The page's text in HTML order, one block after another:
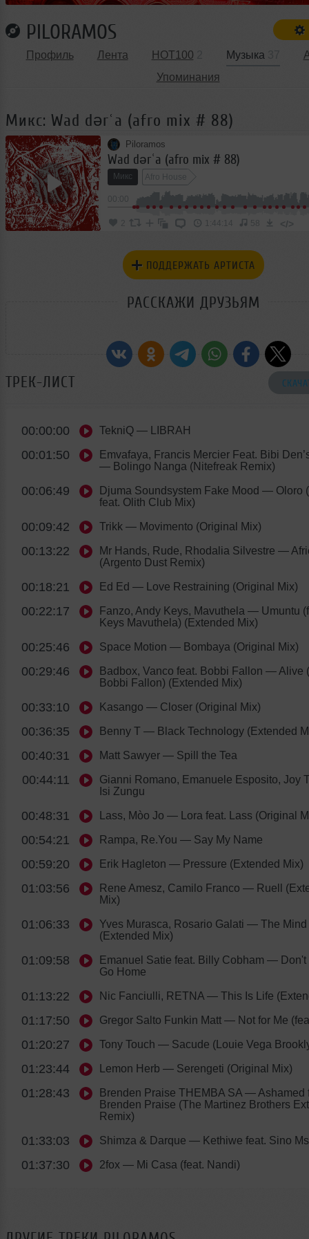
PILORAMOS
Профиль Лента HOT100 Музыка
Упоминания
Микс: Wad dərʿa (afro mix # 88)
Piloramos
Wad dərʿa (afro mix # 88)
Микс Afro House
2 58 </>
ПОДДЕРЖАТЬ АРТИСТА
РАССКАЖИ ДРУЗЬЯМ
ТРЕК-ЛИСТ
00:00:00 TekniQ — LIBRAH
00:01:50
Emvafaya, Francis Mercier Feat. Bibi
— Bolingo Nanga (Nitefreak Remix)
00:06:49 Djuma Soundsystem Fake Mood — Oloro
feat. Olith Club Mix)
00:09:42 Trikk — Movimento (Original Mix)
00:13:22 Mr Hands, Rude, Rhodalia Silvestre —
(Argento Dust Remix)
00:18:21 Ed Ed — Love Restraining (Original Mix)
00:22:17 Fanzo, Andy Keys, Mavuthela — Umuntu
Keys Mavuthela) (Extended Mix)
00:25:46 Space Motion — Bombaya (Original Mix)
00:29:46 Badbox, Vanco feat. Bobbi Fallon — Alive
Bobbi Fallon) (Extended Mix)
00:33:10 Kasango — Closer (Original Mix)
00:36:35 Benny T — Black Technology (Extended
00:40:31 Matt Sawyer — Spill the Tea
00:44:11
Gianni Romano, Emanuele Esposito, Joy
Isi Zungu
00:48:31 Lass, Mòo Jo — Lora feat. Lass (Original
00:54:21 Rampa, Re.You — Say My Name
00:59:20 Erik Hagleton — Pressure (Extended Mix)
01:03:56 Rene Amesz, Camilo Franco — Ruell
Mix)
01:06:33 Yves Murasca, Rosario Galati — The Mind
(Extended Mix)
01:09:58 Emanuel Satie feat. Billy Cobham — Don't
Go Home
01:13:22 Nic Fanciulli, RETNA — This Is Life
01:17:50 Gregor Salto Funkin Matt — Not for Me
01:20:27 Tony Touch — Sacude (Louie Vega
01:23:44 Lemon Herb — Serengeti (Original Mix)
01:28:43 Brenden Praise THEMBA SA — Ashamed
Brenden Praise (The Martinez Brothers
Remix)
01:33:03 Shimza & Darque — Kethiwe feat. Sino
01:37:30 2fox — Mi Casa (feat. Nandi)